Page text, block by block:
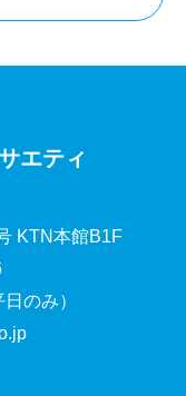
エティ
KTN本館B1F
のみ）